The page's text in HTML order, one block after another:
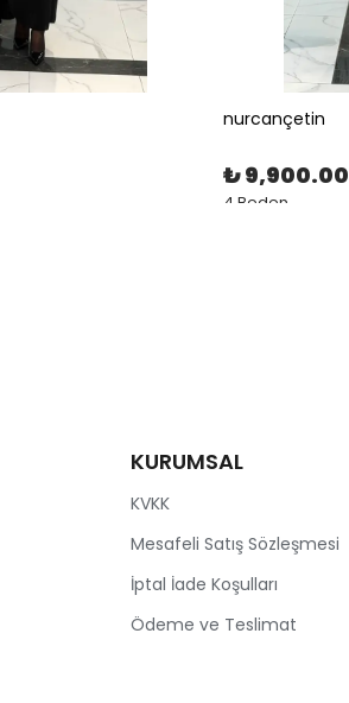
nurcançetin
₺ 9,900.00
4 Beden
KURUMSAL
KVKK
Mesafeli Satış Sözleşmesi
İptal İade Koşulları
Ödeme ve Teslimat